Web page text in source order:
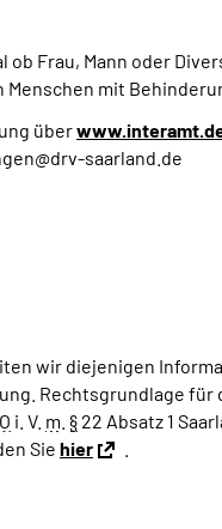
ob Frau, Mann oder
mit
über
saarland.de
wir diejenigen
Rechtsgrundlage
i. V. m § 22 Absatz 1
Sie hier